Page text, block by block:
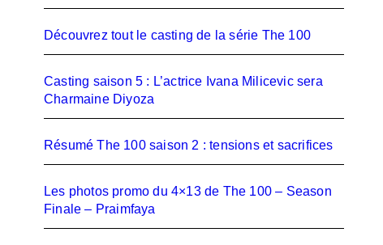
Découvrez tout le casting de la série The 100
Casting saison 5 : L’actrice Ivana Milicevic sera
Charmaine Diyoza
Résumé The 100 saison 2 : tensions et sacrifices
Les photos promo du 4×13 de The 100 – Season
Finale – Praimfaya